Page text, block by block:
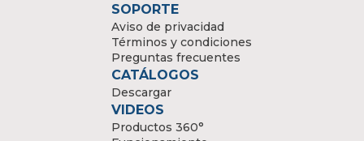
SOPORTE
Aviso de privacidad
Términos y condiciones
Preguntas frecuentes
CATÁLOGOS
Descargar
VIDEOS
Productos 360°